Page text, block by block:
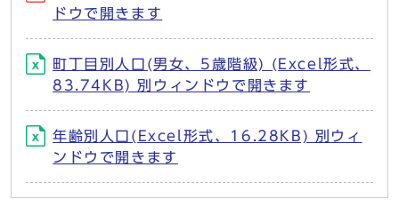
ドウで開きます
町丁目別人口(男女、5歳階級) (Excel形式、
83.74KB) 別ウィンドウで開きます
年齢別人口(Excel形式、16.28KB) 別ウィ
ンドウで開きます